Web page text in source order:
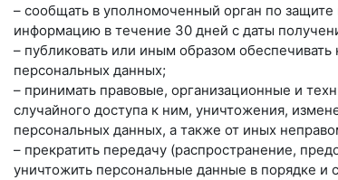
– сообщать в уполномоченный орган по
информацию в течение 30 дней с даты
– публиковать или иным образом
персональных данных;
– принимать правовые, организационные и
случайного доступа к ним, уничтожения,
персональных данных, а также от иных
– прекратить передачу (распространение,
уничтожить персональные данные в порядке